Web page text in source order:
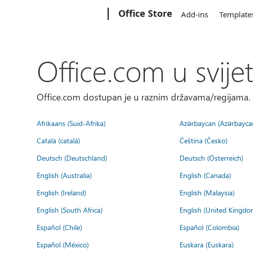
Office Store Add-ins
Office.com u
Office.com dostupan je u raznim državama/
Afrikaans (Suid-Afrika) Azərbaycan
Català (català)
Čeština (Česko)
Deutsch (Deutschland)
Deutsch (Österreich)
English (Australia)
English (Canada)
English (Ireland)
English (Malaysia)
English (South Africa)
English (United
Español (Chile)
Español (Colombia)
Español (México)
Euskara (Euskara)